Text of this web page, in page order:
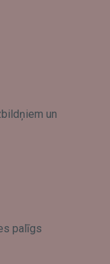
un
palīgs